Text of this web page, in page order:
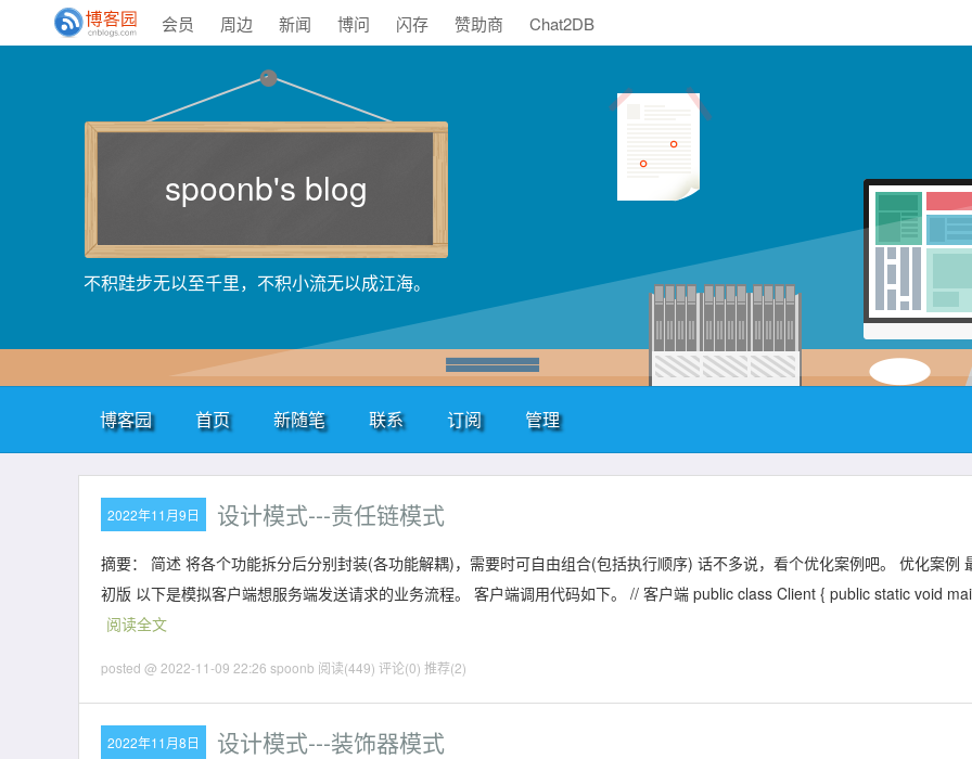
会员 周边 新闻 博问 闪存 赞助商 Chat2DB
spoonb's blog
不积跬步无以至千里，不积小流无以成江海。
博客园 首页 新随笔 联系 订阅 管理
2022年11月9日 设计模式---责任链模式
摘要： 简述 将各个功能拆分后分别封装(各功能解耦)，需要时可自由组合(包括执行顺序) 话不多说，看个优化案例吧。 优化案例
初版 以下是模拟客户端想服务端发送请求的业务流程。 客户端调用代码如下。 // 客户端 public class Client { public static void
阅读全文
posted @ 2022-11-09 22:26 spoonb 阅读(449) 评论(0) 推荐(2)
2022年11月8日 设计模式---装饰器模式